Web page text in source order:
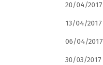
20/04/
13/04/
06/04/
30/03/2017